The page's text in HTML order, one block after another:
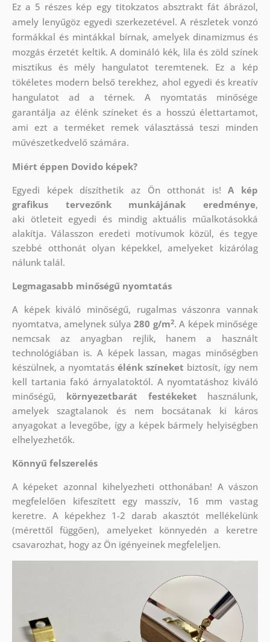
Ez a 5 részes kép egy titokzatos absztrakt fát ábrázol,
amely lenyűgöz egyedi szerkezetével. A részletek vonzó
formákkal és mintákkal bírnak, amelyek dinamizmus és
mozgás érzetét keltik. A domináló kék, lila és zöld színek
misztikus és mély hangulatot teremtenek. Ez a kép
tökéletes modern belső terekhez, ahol egyedi és kreatív
hangulatot ad a térnek. A nyomtatás minősége
garantálja az élénk színeket és a hosszú élettartamot,
ami ezt a terméket remek választássá teszi minden
művészetkedvelő számára.
Miért éppen Dovido képek?
Egyedi képek díszíthetik az Ön otthonát is!A kép
grafikus tervezőnk munkájának eredménye,
aki ötleteit egyedi és mindig aktuális műalkotásokká
alakítja. Válasszon eredeti motívumok közül, és tegye
szebbé otthonát olyan képekkel, amelyeket kizárólag
nálunk talál.
Legmagasabb minőségű nyomtatás
A képek kiváló minőségű, rugalmas vászonra vannak
nyomtatva, amelynek súlya280 g/m2. A képek minősége
nemcsak az anyagban rejlik, hanem a használt
technológiában is. A képek lassan, magas minőségben
készülnek, a nyomtatás élénk színeket biztosít, így nem
kell tartania fakó árnyalatoktól. A nyomtatáshoz kiváló
minőségű, környezetbarát festékeket használunk,
amelyek szagtalanok és nem bocsátanak ki káros
anyagokat a levegőbe, így a képek bármely helyiségben
elhelyezhetők.
Könnyű felszerelés
A képeket azonnal kihelyezheti otthonában! A vászon
megfelelően kifeszített egy masszív, 16 mm vastag
keretre. A képekhez 1-2 darab akasztót mellékelünk
(mérettől függően), amelyeket könnyedén a keretre
csavarozhat, hogy az Ön igényeinek megfeleljen.